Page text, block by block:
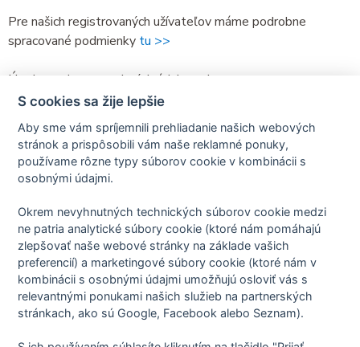
Pre našich registrovaných užívateľov máme podrobne
spracované podmienky tu >>
Úrad na ochranu osobných údajov adresa:
Pplk. Sochora 27,
170 00 Praha 7
tel.: +420 234 665 111
web:https://uoou.gov.cz/
Aktualizované:26.06.2025
Zásady spracovania osobných údajov
Zmluvné podmienky
S cookies sa žije lepšie
Aby sme vám spríjemnili prehliadanie našich webových
stránok a prispôsobili vám naše reklamné ponuky,
používame rôzne typy súborov cookie v kombinácii s
osobnými údajmi.
Okrem nevyhnutných technických súborov cookie medzi
ne patria analytické súbory cookie (ktoré nám pomáhajú
zlepšovať naše webové stránky na základe vašich
preferencií) a marketingové súbory cookie (ktoré nám v
kombinácii s osobnými údajmi umožňujú osloviť vás s
relevantnými ponukami našich služieb na partnerských
stránkach, ako sú Google, Facebook alebo Seznam).